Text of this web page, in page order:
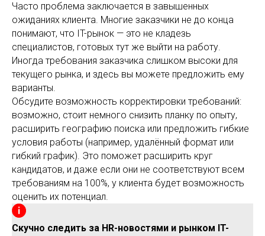
Часто проблема заключается в завышенных
ожиданиях клиента. Многие заказчики не до конца
понимают, что IT-рынок — это не кладезь
специалистов, готовых тут же выйти на работу.
Иногда требования заказчика слишком высоки для
текущего рынка, и здесь вы можете предложить ему
варианты.
Обсудите возможность корректировки требований:
возможно, стоит немного снизить планку по опыту,
расширить географию поиска или предложить гибкие
условия работы (например, удалённый формат или
гибкий график). Это поможет расширить круг
кандидатов, и даже если они не соответствуют всем
требованиям на 100%, у клиента будет возможность
оценить их потенциал.
Скучно следить за HR-новостями и рынком IT-